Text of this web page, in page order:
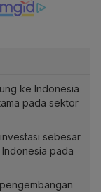
ke Indonesia
pada sektor
sebesar
Indonesia pada